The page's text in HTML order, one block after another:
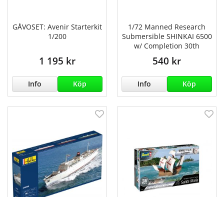
GÅVOSET: Avenir Starterkit
1/200
1 195 kr
Info Köp
1/72 Manned Research
Submersible SHINKAI 6500
w/ Completion 30th
540 kr
Info Köp